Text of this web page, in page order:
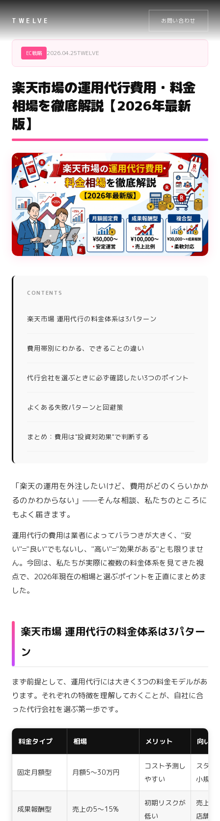
TWELVE お問い合わせ
EC戦略 2026.04.25TWELVE
楽天市場の運用代行費用・料金
相場を徹底解説【2026年最新
版】
CONTENTS
楽天市場 運用代行の料金体系は3パターン
費用帯別にわかる、できることの違い
代行会社を選ぶときに必ず確認したい3つのポイント
よくある失敗パターンと回避策
まとめ：費用は"投資対効果"で判断する
「楽天の運用を外注したいけど、費用がどのくらいかか
るのかわからない」——そんな相談、私たちのところに
もよく届きます。
運用代行の費用は業者によってバラつきが大きく、"安
い"="良い"でもないし、"高い"="効果がある"とも限りませ
ん。今回は、私たちが実際に複数の料金体系を見てきた視
点で、2026年現在の相場と選ぶポイントを正直にまとめま
した。
楽天市場 運用代行の料金体系は3パター
ン
まず前提として、運用代行には大きく3つの料金モデルがあ
ります。それぞれの特徴を理解しておくことが、自社に合
った代行会社を選ぶ第一歩です。
料金タイプ 相場 メリット 向いて
固定月額型 月額5〜30万円
コスト予測し
やすい
スター
小規模
成果報酬型 売上の5〜15%
初期リスクが
低い
売上規
店舗